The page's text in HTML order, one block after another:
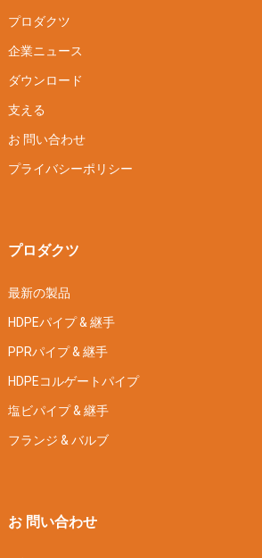
プロダクツ
企業ニュース
ダウンロード
支える
お 問い合わせ
プライバシーポリシー
プロダクツ
最新の製品
HDPEパイプ & 継手
PPRパイプ & 継手
HDPEコルゲートパイプ
塩ビパイプ & 継手
フランジ & バルブ
お 問い合わせ